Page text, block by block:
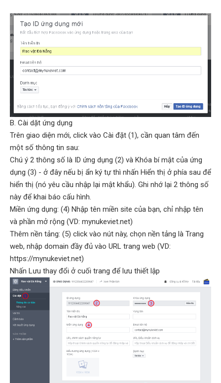
B. Cài dặt ứng dụng
Trên giao diện mới, click vào Cài đặt (1), cần quan tâm đến
một số thông tin sau:
Chú ý 2 thông số là ID ứng dụng (2) và Khóa bí mật của ứng
dụng (3) - ở đây nếu bị ẩn ký tự thì nhấn Hiển thị ở phía sau để
hiển thị (nó yêu cầu nhập lại mật khẩu). Ghi nhớ lại 2 thông số
này để khai báo cấu hình.
Miền ứng dụng: (4) Nhập tên miền site của bạn, chỉ nhập tên
và phần mở rộng (VD: mynukeviet.net)
Thêm nền tảng: (5) click vào nút này, chọn nền tảng là Trang
web, nhập domain đầy đủ vào URL trang web (VD:
https://mynukeviet.net)
Nhấn Lưu thay đổi ở cuối trang để lưu thiết lập